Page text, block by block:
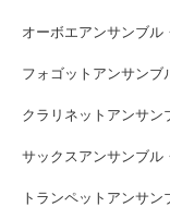
オーボエアンサンブル
フォゴットアンサンブ
クラリネットアンサン
サックスアンサンブル
トランペットアンサン